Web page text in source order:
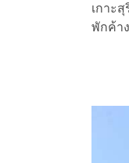
เกาะ
พักค้า